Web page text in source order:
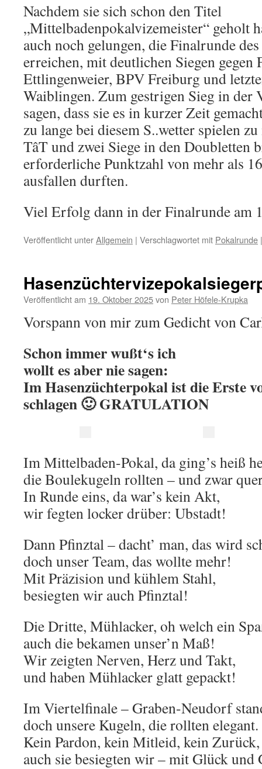
Nachdem sie sich schon den Titel
„Mittelbadenpokalvizemeister“ geholt
auch noch gelungen, die Finalrunde
erreichen, mit deutlichen Siegen
Ettlingenweier, BPV Freiburg und
Waiblingen. Zum gestrigen Sieg in
sagen, dass sie es in kurzer Zeit
zu lange bei diesem S..wetter spielen
TâT und zwei Siege in den Doubletten
erforderliche Punktzahl von mehr als
ausfallen durften.
Viel Erfolg dann in der Finalrunde am
Veröffentlicht unterAllgemein | Verschlagwortet mit Pokalrunde |
Veröffentlicht am 19. Oktober 2025von Peter Höfele-Krupka
Vorspann von mir zum Gedicht von
Schon immer wußt‘s ich
wollt es aber nie sagen:
Im Hasenzüchterpokal ist die Erste
schlagen 🙂 GRATULATION
Im Mittelbaden-Pokal, da ging’s heiß
die Boulekugeln rollten – und zwar
In Runde eins, da war’s kein Akt,
wir fegten locker drüber: Ubstadt!
Dann Pfinztal – dacht’ man, das wird
doch unser Team, das wollte mehr!
Mit Präzision und kühlem Stahl,
besiegten wir auch Pfinztal!
Die Dritte, Mühlacker, oh welch ein
auch die bekamen unser’n Maß!
Wir zeigten Nerven, Herz und Takt,
und haben Mühlacker glatt gepackt!
Im Viertelfinale – Graben-Neudorf
doch unsere Kugeln, die rollten elegant.
Kein Pardon, kein Mitleid, kein Zurück,
auch sie besiegten wir – mit Glück und